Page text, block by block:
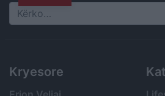
Search
Kryesore